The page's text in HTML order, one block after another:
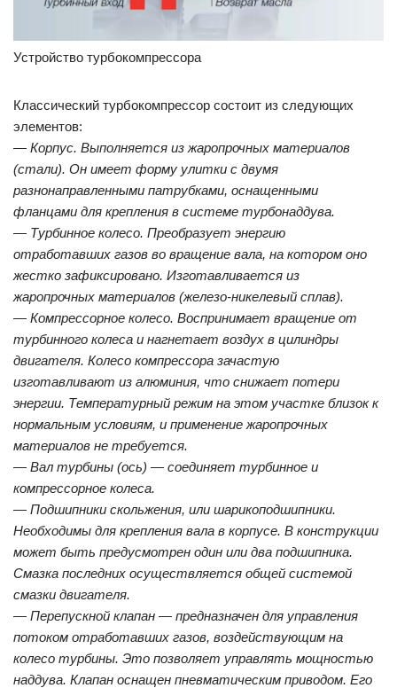
Устройство турбокомпрессора
Классический турбокомпрессор состоит из следующих
элементов:
— Корпус. Выполняется из жаропрочных материалов
(стали). Он имеет форму улитки с двумя
разнонаправленными патрубками, оснащенными
фланцами для крепления в системе турбонаддува.
— Турбинное колесо. Преобразует энергию
отработавших газов во вращение вала, на котором оно
жестко зафиксировано. Изготавливается из
жаропрочных материалов (железо-никелевый сплав).
— Компрессорное колесо. Воспринимает вращение от
турбинного колеса и нагнетает воздух в цилиндры
двигателя. Колесо компрессора зачастую
изготавливают из алюминия, что снижает потери
энергии. Температурный режим на этом участке близок к
нормальным условиям, и применение жаропрочных
материалов не требуется.
— Вал турбины (ось) — соединяет турбинное и
компрессорное колеса.
— Подшипники скольжения, или шарикоподшипники.
Необходимы для крепления вала в корпусе. В конструкции
может быть предусмотрен один или два подшипника.
Смазка последних осуществляется общей системой
смазки двигателя.
— Перепускной клапан — предназначен для управления
потоком отработавших газов, воздействующим на
колесо турбины. Это позволяет управлять мощностью
наддува. Клапан оснащен пневматическим приводом. Его